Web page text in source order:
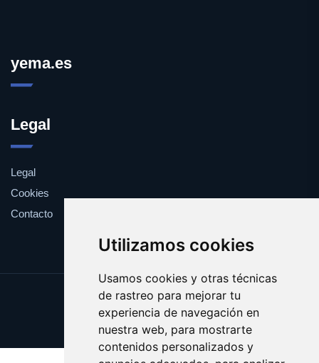
Utilizamos cookies
Usamos cookies y otras técnicas
de rastreo para mejorar tu
experiencia de navegación en
nuestra web, para mostrarte
contenidos personalizados y
yema.es
Legal
Legal
Cookies
Contacto
Update cookies preferences
Copyright © 2025 yema.es